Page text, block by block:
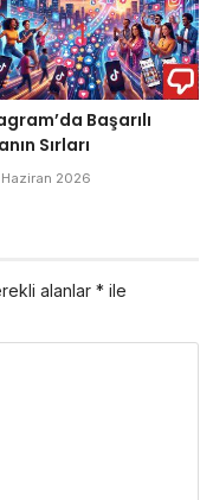
Başarılı
Sırları
Haziran 2026
alanlar * ile